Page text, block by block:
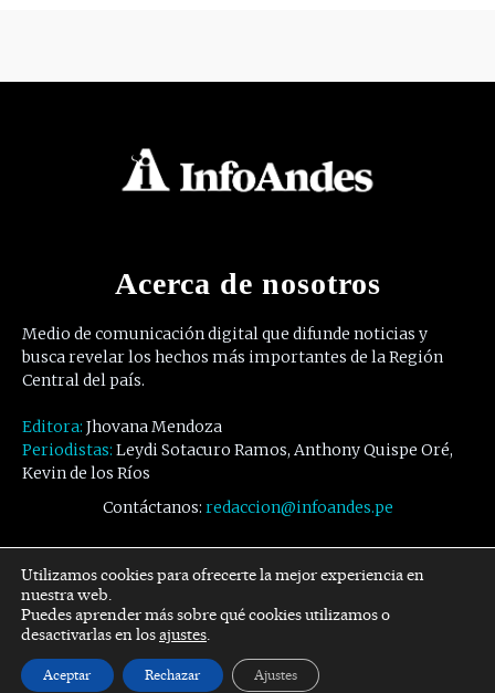
Acerca de nosotros
Medio de comunicación digital que difunde noticias y
busca revelar los hechos más importantes de la Región
Central del país.
Editora: Jhovana Mendoza
Periodistas: Leydi Sotacuro Ramos, Anthony Quispe Oré,
Kevin de los Ríos
Contáctanos: redaccion@infoandes.pe
Síguenos
Facebook Twitter Youtube
Utilizamos cookies para ofrecerte la mejor experiencia en
nuestra web.
Puedes aprender más sobre qué cookies utilizamos o
desactivarlas en losajustes.
Aceptar Rechazar Ajustes